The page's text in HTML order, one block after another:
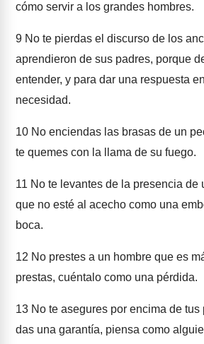
cómo servir a los grandes hombres.
9 No te pierdas el discurso de los
aprendieron de sus padres, porque
entender, y para dar una respuesta
necesidad.
10 No enciendas las brasas de un
te quemes con la llama de su fuego.
11 No te levantes de la presencia de
que no esté al acecho como una
boca.
12 No prestes a un hombre que es
prestas, cuéntalo como una pérdida.
13 No te asegures por encima de
das una garantía, piensa como